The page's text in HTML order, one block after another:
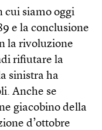
cui siamo oggi
e la conclusione
la rivoluzione
rifiutare la
sinistra ha
Anche se
giacobino della
d’ottobre